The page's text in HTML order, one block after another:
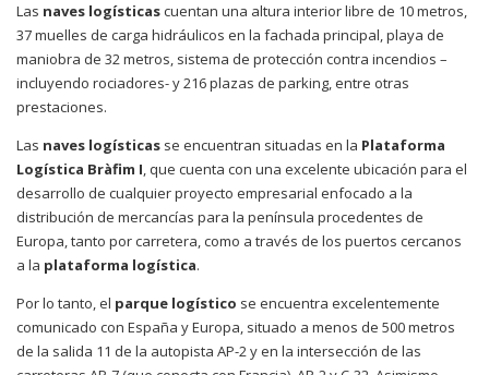
Las naves logísticascuentan una altura interior libre de 10 metros,
37 muelles de carga hidráulicos en la fachada principal, playa de
maniobra de 32 metros, sistema de protección contra incendios –
incluyendo rociadores- y 216 plazas de parking, entre otras
prestaciones.
Las naves logísticas se encuentran situadas en la Plataforma
Logística Bràfim I, que cuenta con una excelente ubicación para el
desarrollo de cualquier proyecto empresarial enfocado a la
distribución de mercancías para la península procedentes de
Europa, tanto por carretera, como a través de los puertos cercanos
a la plataforma logística.
Por lo tanto, el parque logístico se encuentra excelentemente
comunicado con España y Europa, situado a menos de 500 metros
de la salida 11 de la autopista AP-2 y en la intersección de las